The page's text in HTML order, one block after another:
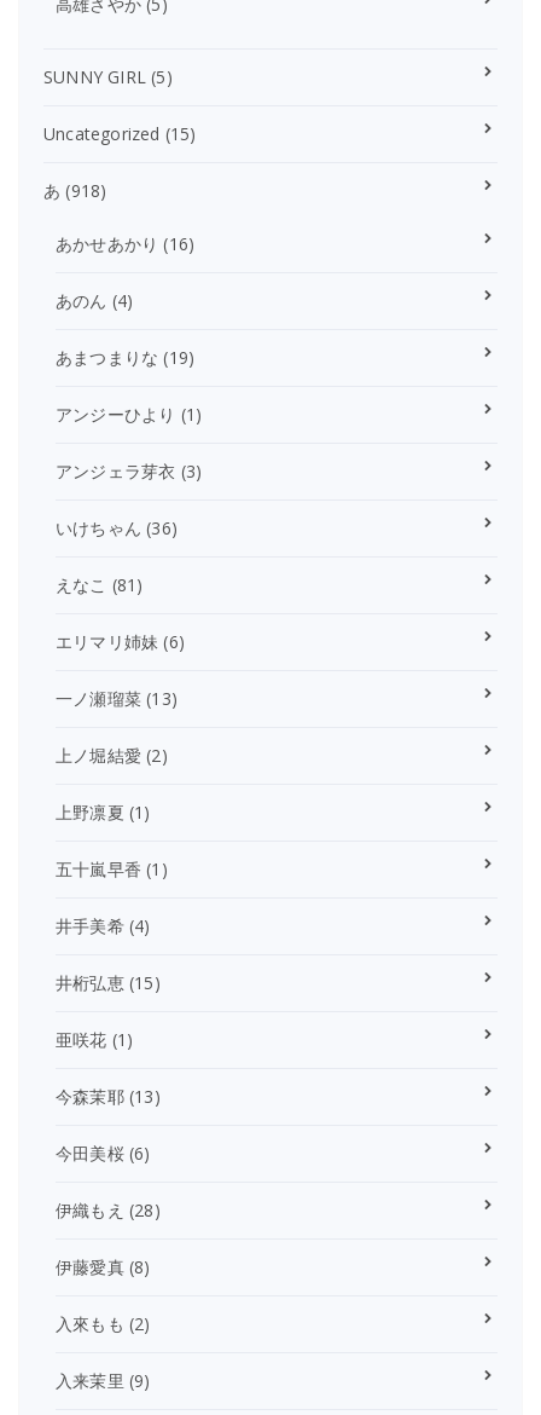
SUNNY GIRL (5)
Uncategorized (15)
あ (918)
あかせあかり (16)
あのん (4)
あまつまりな (19)
アンジーひより (1)
アンジェラ芽衣 (3)
いけちゃん (36)
えなこ (81)
エリマリ姉妹 (6)
一ノ瀬瑠菜 (13)
上ノ堀結愛 (2)
上野凛夏 (1)
五十嵐早香 (1)
井手美希(4)
井桁弘恵(15)
亜咲花 (1)
今森茉耶(13)
今田美桜(6)
伊織もえ (28)
伊藤愛真(8)
入來もも (2)
入来茉里 (9)